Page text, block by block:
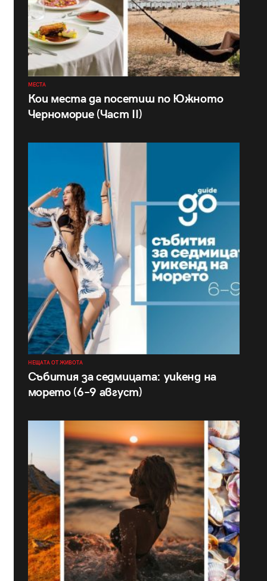
МЕСТА
Кои места да посетиш по Южното
Черноморие (Част II)
НЕЩАТА ОТ ЖИВОТА
Събития за седмицата: уикенд на
морето (6–9 август)